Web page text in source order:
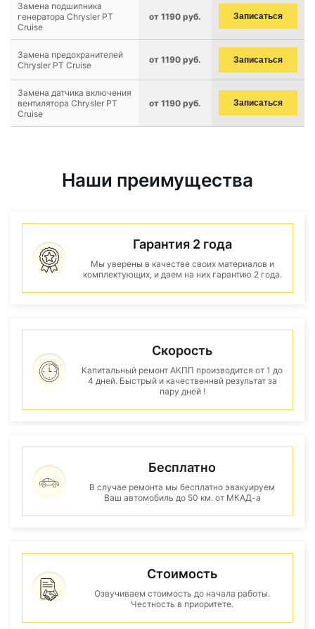
Замена подшипника
генератора Chrysler PT
Cruise
от 1190 руб. Записаться
Замена предохранителей
Chrysler PT Cruise
от 1190 руб. Записаться
Замена датчика включения
вентилятора Chrysler PT
Cruise
от 1190 руб. Записаться
Наши преимущества
Гарантия 2 года
Мы уверены в качестве своих материалов и
комплектующих, и даем на них гарантию 2 года.
Скорость
Капитальный ремонт АКПП производится от 1 до
4 дней. Быстрый и качественнвй результат за
пару дней !
Бесплатно
В случае ремонта мы бесплатно эвакуируем
Ваш автомобиль до 50 км. от МКАД-а
Стоимость
Озвучиваем стоимость до начала работы.
Честность в приоритете.